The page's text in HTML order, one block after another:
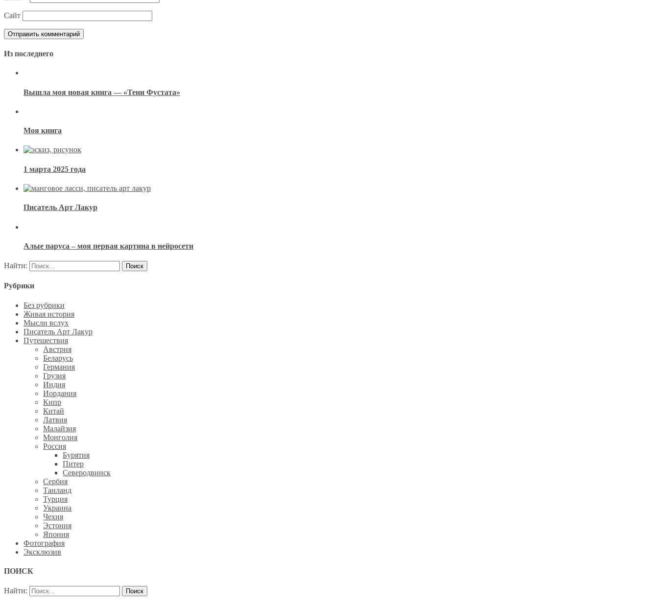
Сайт
Из последнего
Вышла моя новая книга — «Тени Фустата»
Моя книга
1 марта 2025 года
Писатель Арт Лакур
Алые паруса – моя первая картина в нейросети
Найти:
Рубрики
Без рубрики
Живая история
Мысли вслух
Писатель Арт Лакур
Путешествия
Австрия
Беларусь
Германия
Грузия
Индия
Иордания
Кипр
Китай
Латвия
Малайзия
Монголия
Россия
Бурятия
Питер
Северодвинск
Сербия
Таиланд
Турция
Украина
Чехия
Эстония
Япония
Фотография
Эксклюзив
ПОИСК
Найти: